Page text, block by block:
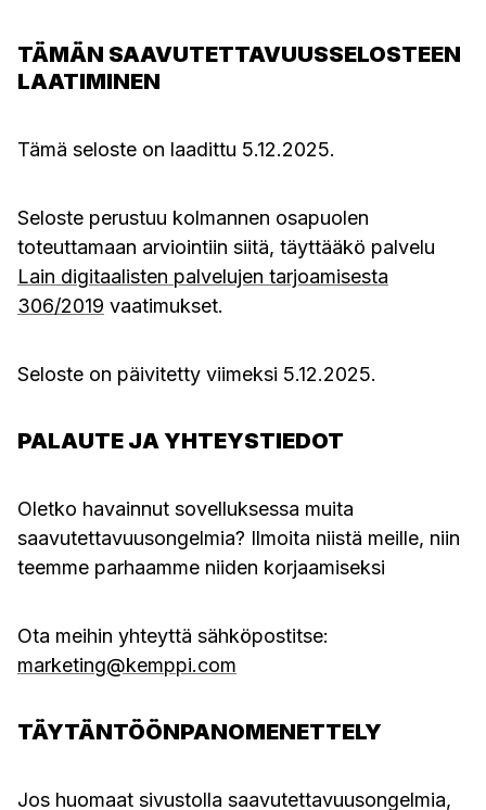
TÄMÄN SAAVUTETTAVUUSSELOSTEEN
LAATIMINEN
Tämä seloste on laadittu 5.12.2025.
Seloste perustuu kolmannen osapuolen
toteuttamaan arviointiin siitä, täyttääkö palvelu
Lain digitaalisten palvelujen tarjoamisesta
306/2019 vaatimukset.
Seloste on päivitetty viimeksi 5.12.2025.
PALAUTE JA YHTEYSTIEDOT
Oletko havainnut sovelluksessa muita
saavutettavuusongelmia? Ilmoita niistä meille, niin
teemme parhaamme niiden korjaamiseksi
Ota meihin yhteyttä sähköpostitse:
marketing@kemppi.com
TÄYTÄNTÖÖNPANOMENETTELY
Jos huomaat sivustolla saavutettavuusongelmia,